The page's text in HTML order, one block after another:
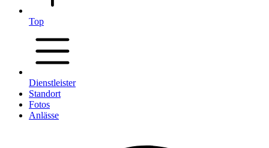
Top
Dienstleister
Standort
Fotos
Anlässe